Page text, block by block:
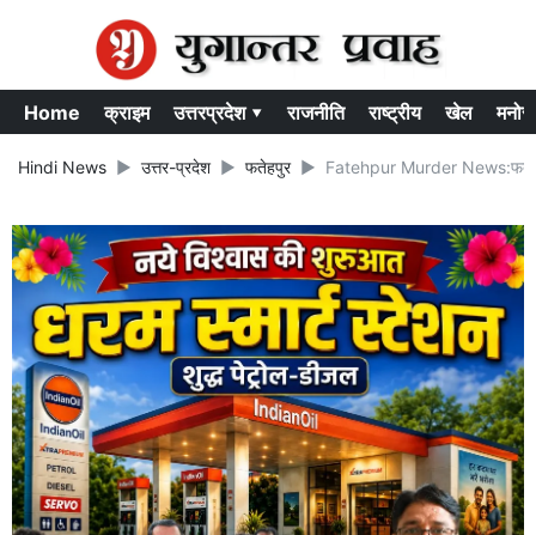
Home क्राइम उत्तरप्रदेश ▾ राजनीति राष्ट्रीय खेल
Hindi News उत्तर-प्रदेश फतेहपुर Fatehpur Murder